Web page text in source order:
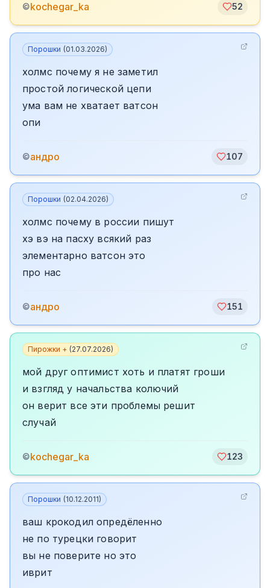
©kochegar_ka 52
Порошки (01.03.2026)
холмс почему я не заметил
простой логической цепи
ума вам не хватает ватсон
опи
©андро 107
Порошки (02.04.2026)
холмс почему в россии пишут
хэ вэ на пасху всякий раз
элементарно ватсон это
про нас
©андро 151
Пирожки + (27.07.2026)
мой друг оптимист хоть и платят гроши
и взгляд у начальства колючий
он верит все эти проблемы решит
случай
©kochegar_ka 123
Порошки (10.12.2011)
ваш крокодил опредёленно
не по турецки говорит
вы не поверите но это
иврит